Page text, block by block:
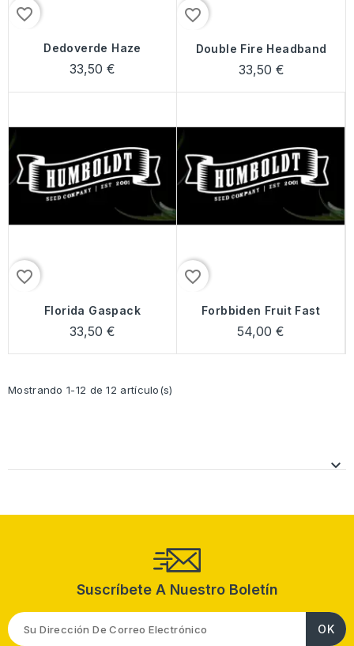
favorite_border
Dedoverde Haze
33,50 €
favorite_border
Double Fire Headband
33,50 €
favorite_border
Florida Gaspack
33,50 €
favorite_border
Forbbiden Fruit Fast
54,00 €
Mostrando 1-12 de 12 artículo(s)

Suscríbete A Nuestro Boletín